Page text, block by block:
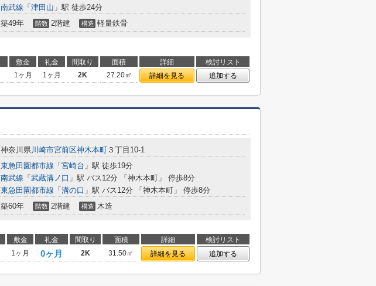
南武線 「 津田山 」駅 徒歩24分
築49年 階数 2階建 構造 軽量鉄骨
敷金 礼金 間取り 面積 詳細
検討リスト
1ヶ月 1ヶ月 2K 27.20㎡ 詳細を見る 追加する
神奈川県川崎市宮前区神木本町 ３丁目10-1
東急田園都市線 「 宮崎台 」駅 徒歩19分
南武線 「 武蔵溝ノ口 」駅 バス12分 「神木本町」 停歩8分
東急田園都市線 「 溝の口 」駅 バス12分 「神木本町」 停歩8分
築60年 階数 2階建 構造 木造
敷金 礼金 間取り 面積 詳細
検討リスト
1ヶ月 0ヶ月 2K 31.50㎡ 詳細を見る 追加する